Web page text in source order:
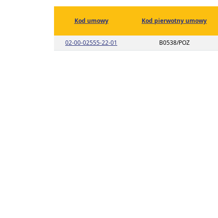
Kod umowy Kod pierwotny umowy
02-00-02555-22-01 Link do listy planu umowy o kodzie
B0538/POZ